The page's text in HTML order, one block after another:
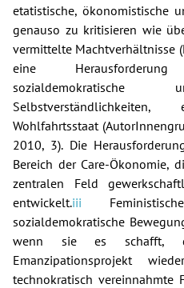
etatistische, ökonomistische
genauso zu kritisieren wie
vermittelte Machtverhältnisse
eine
sozialdemokratische
Wohlfahrtsstaat
2010, 3). Die
Bereich der Care-Ökonomie,
zentralen Feld
entwickelt.iii
sozialdemokratische
wenn sie es schafft,
Emanzipationsprojekt
technokratisch vereinnahmte